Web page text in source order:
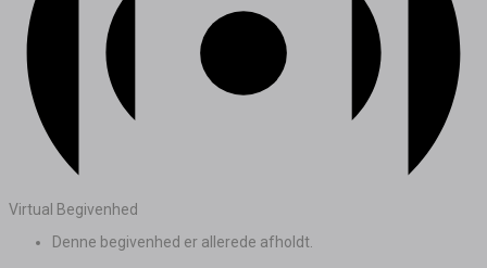
Virtual Begivenhed
Denne begivenhed er allerede afholdt.